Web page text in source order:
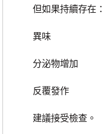
但如果持續存在：
異味
分泌物增加
反覆發作
建議接受檢查。